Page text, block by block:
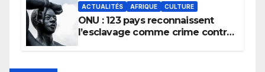
ACTUALITÉS AFRIQUE CULTURE
ONU : 123 pays reconnaissent
l’esclavage comme crime contre